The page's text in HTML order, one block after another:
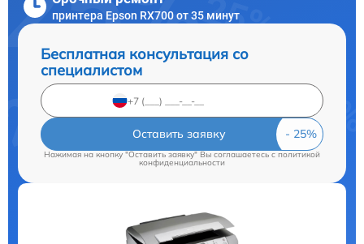
принтера Epson RX700 от 35 минут
Бесплатная консультация со
специалистом
Оставить заявку
Нажимая на кнопку "Оставить заявку" Вы соглашаетесь cполитикой
конфиденциальности